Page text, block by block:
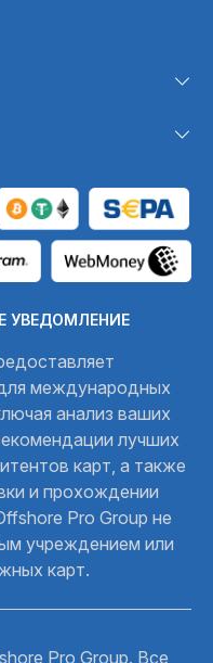
УВЕДОМЛЕНИЕ
международных
анализ ваших
лучших
карт, а также
и прохождении
Pro Group не
учреждением или
карт.
Pro Group. Все